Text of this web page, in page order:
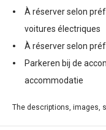
À réserver selon
voitures électriques
À réserver selon
Parkeren bij de
accommodatie
The descriptions, images,